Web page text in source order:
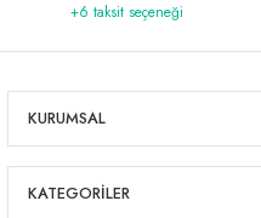
+6 taksit seçeneği
KURUMSAL
KATEGORİLER